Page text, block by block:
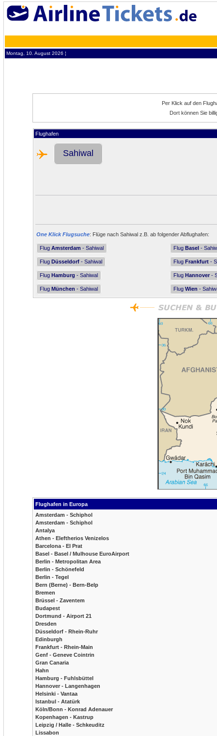
Montag, 10. August 2026 ¦
Per Klick auf den
Dort können Sie
Flughafen
Sahiwal
One Klick Flugsuche: Flüge nach Sahiwal z.B. ab folgender Abflughafen:
Flug Amsterdam - Sahiwal Flug Basel -
Flug Düsseldorf - Sahiwal Flug Frankfurt -
Flug Hamburg - Sahiwal Flug Hannover -
Flug München - Sahiwal Flug Wien -
Flughafen in Europa
Amsterdam - Schiphol
Amsterdam - Schiphol
Antalya
Athen - Eleftherios Venizelos
Barcelona - El Prat
Basel - Basel / Mulhouse EuroAirport
Berlin - Metropolitan Area
Berlin - Schönefeld
Berlin - Tegel
Bern (Berne) - Bern-Belp
Bremen
Brüssel - Zaventem
Budapest
Dortmund - Airport 21
Dresden
Düsseldorf - Rhein-Ruhr
Edinburgh
Frankfurt - Rhein-Main
Genf - Geneve Cointrin
Gran Canaria
Hahn
Hamburg - Fuhlsbüttel
Hannover - Langenhagen
Helsinki - Vantaa
Istanbul - Atatürk
Köln/Bonn - Konrad Adenauer
Kopenhagen - Kastrup
Leipzig / Halle - Schkeuditz
Lissabon